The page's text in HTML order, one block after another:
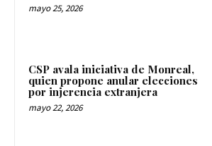
mayo 25, 2026
CSP avala iniciativa de Monreal,
quien propone anular elecciones
por injerencia extranjera
mayo 22, 2026